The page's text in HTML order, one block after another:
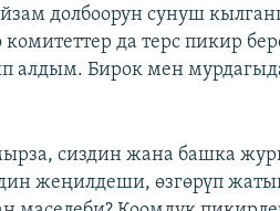
долбоорун сунуш
да терс пикир
алдым. Бирок мен
сиздин жана башка
жеңилдеши, өзгөрүп